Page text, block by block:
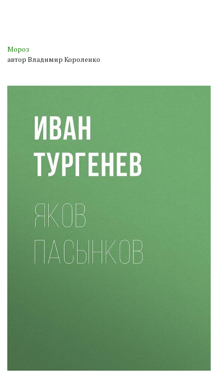
Мороз
автор Владимир Короленко